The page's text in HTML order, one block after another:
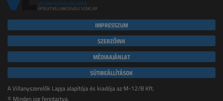
IMPRESSZUM
SZERZŐINK
MÉDIAAJÁNLAT
SÜTIBEÁLLÍTÁSOK
A Villanyszerelők Lapja alapítója és kiadója az M-12/B Kft.
© Minden jog fenntartva.